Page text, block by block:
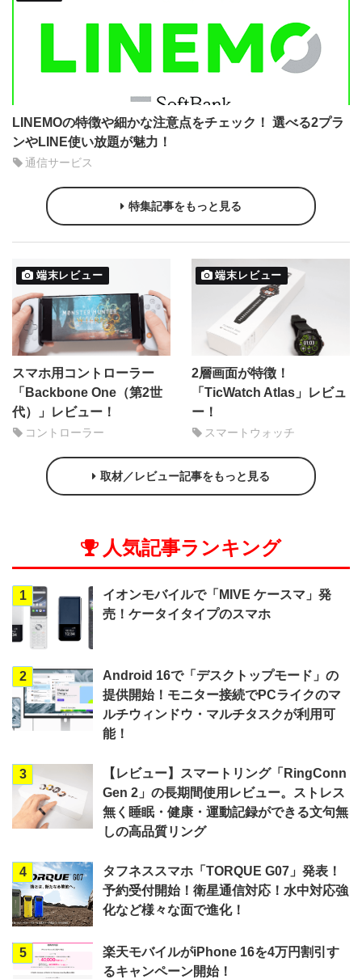
LINEMOの特徴や細かな注意点をチェック！ 選べる2プラ
ンやLINE使い放題が魅力！
通信サービス
特集記事をもっと見る
端末レビュー
スマホ用コントローラー
「Backbone One（第2世
代）」レビュー！
コントローラー
端末レビュー
2層画面が特徴！
「TicWatch Atlas」レビュ
ー！
スマートウォッチ
取材／レビュー記事をもっと見る
人気記事ランキング
1
イオンモバイルで「MIVE ケースマ」発
売！ケータイタイプのスマホ
2
Android 16で「デスクトップモード」の
提供開始！モニター接続でPCライクのマ
ルチウィンドウ・マルチタスクが利用可
能！
3
【レビュー】スマートリング「RingConn
Gen 2」の長期間使用レビュー。ストレス
無く睡眠・健康・運動記録ができる文句無
しの高品質リング
4
タフネススマホ「TORQUE G07」発表！
予約受付開始！衛星通信対応！水中対応強
化など様々な面で進化！
5
楽天モバイルがiPhone 16を4万円割引す
るキャンペーン開始！